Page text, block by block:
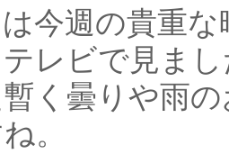
今週の貴重
テレビで見ま
暫く曇りや雨
。